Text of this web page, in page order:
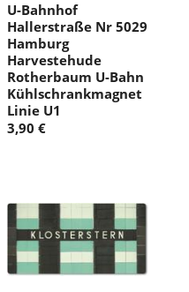
U-Bahnhof
Hallerstraße Nr 5029
Hamburg
Harvestehude
Rotherbaum U-Bahn
Kühlschrankmagnet
Linie U1
3,90 €